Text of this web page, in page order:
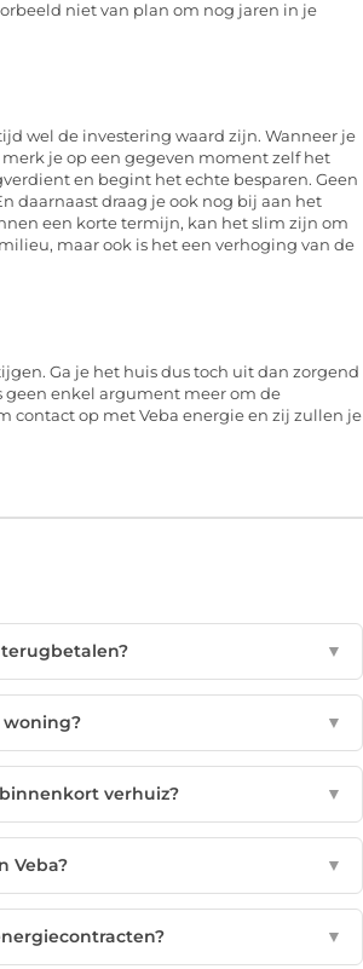
niet van plan om nog jaren in je
wel de investering waard zijn. Wanneer je
je op een gegeven moment zelf het
en begint het echte besparen. Geen
daarnaast draag je ook nog bij aan het
een korte termijn, kan het slim zijn om
maar ook is het een verhoging van de
Ga je het huis dus toch uit dan zorgend
geen enkel argument meer om de
contact op met Veba energie en zij zullen je
▼
woning? ▼
verhuiz? ▼
Veba? ▼
▼